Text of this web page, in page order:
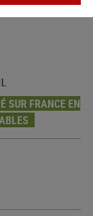
SUR FRANCE EN